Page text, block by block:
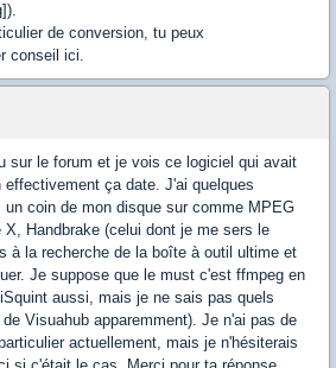
de conversion, tu peux
conseil ici.
sur le forum et je vois ce logiciel qui avait
effectivement ça date. J'ai quelques
un coin de mon disque sur comme MPEG
Handbrake (celui dont je me sers le
à la recherche de la boîte à outil ultime et
Je suppose que le must c'est ffmpeg en
aussi, mais je ne sais pas quels
Visuahub apparemment). Je n'ai pas de
actuellement, mais je n'hésiterais